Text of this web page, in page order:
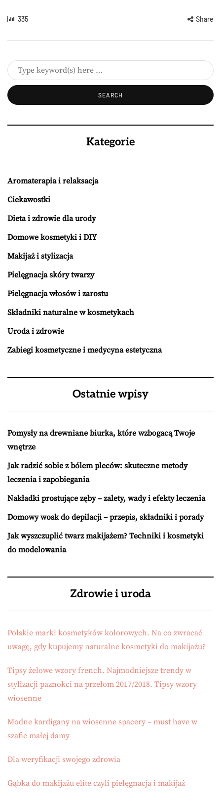
335 Share
Kategorie
Aromaterapia i relaksacja
Ciekawostki
Dieta i zdrowie dla urody
Domowe kosmetyki i DIY
Makijaż i stylizacja
Pielęgnacja skóry twarzy
Pielęgnacja włosów i zarostu
Składniki naturalne w kosmetykach
Uroda i zdrowie
Zabiegi kosmetyczne i medycyna estetyczna
Ostatnie wpisy
Pomysły na drewniane biurka, które wzbogacą Twoje
wnętrze
Jak radzić sobie z bólem pleców: skuteczne metody
leczenia i zapobiegania
Nakładki prostujące zęby – zalety, wady i efekty leczenia
Domowy wosk do depilacji – przepis, składniki i porady
Jak wyszczuplić twarz makijażem? Techniki i kosmetyki
do modelowania
Zdrowie i uroda
Polskie marki kosmetyków kolorowych. Na co zwracać
uwagę, gdy kupujemy naturalne kosmetyki do makijażu?
Tipsy żelowe wzory french. Najmodniejsze trendy w
stylizacji paznokci na przełom 2017/2018. Tipsy wzory
wiosenne
Modne kardigany na wiosenne spacery – must have w
szafie małej damy
Dla weryfikacji swojego zdrowia
Gąbka do makijażu elite czyli pielęgnacja i makijaż